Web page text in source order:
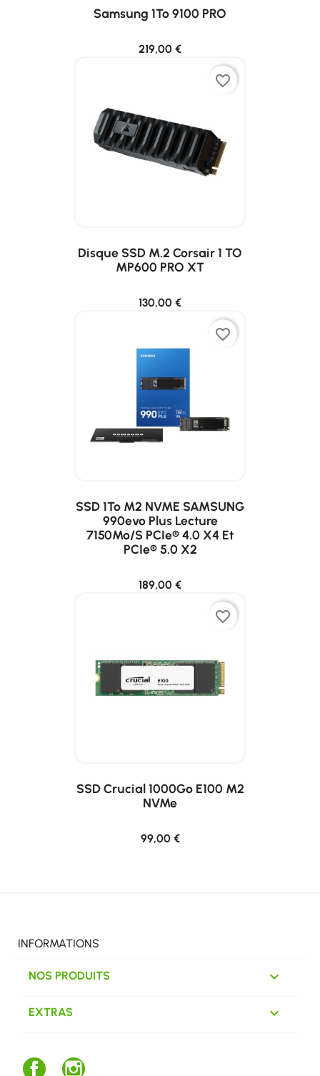
Samsung 1To 9100 PRO
219,00 €
favorite_border
Disque SSD M.2 Corsair 1 TO
MP600 PRO XT
130,00 €
favorite_border
SSD 1To M2 NVME SAMSUNG
990evo Plus Lecture
7150Mo/s PCIe® 4.0 X4 Et
PCIe® 5.0 X2
189,00 €
favorite_border
SSD Crucial 1000Go E100 M2
NVMe
99,00 €
INFORMATIONS
NOS PRODUITS 
EXTRAS 
FacebookInstagram